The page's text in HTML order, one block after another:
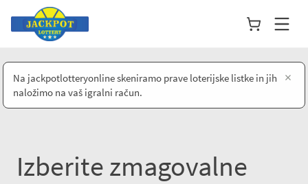
Na jackpotlotteryonline skeniramo prave loterijske listke in jih
naložimo na vaš igralni račun.
×
Izberite zmagovalne